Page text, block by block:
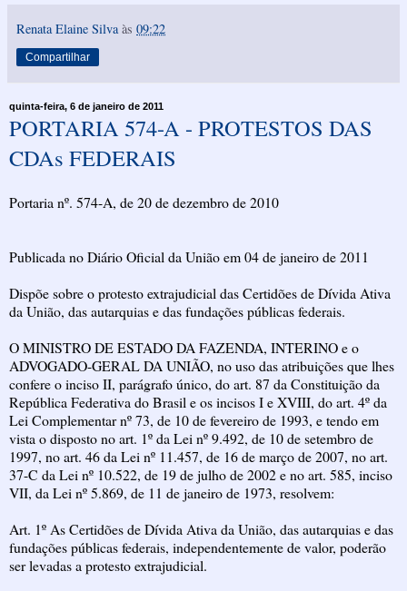
Renata Elaine Silva às 09:22
Compartilhar
quinta-feira, 6 de janeiro de 2011
PORTARIA 574-A - PROTESTOS DAS
CDAs FEDERAIS
Portaria nº. 574-A, de 20 de dezembro de 2010
Publicada no Diário Oficial da União em 04 de janeiro de 2011
Dispõe sobre o protesto extrajudicial das Certidões de Dívida Ativa
da União, das autarquias e das fundações públicas federais.
O MINISTRO DE ESTADO DA FAZENDA, INTERINO e o
ADVOGADO-GERAL DA UNIÃO, no uso das atribuições que lhes
confere o inciso II, parágrafo único, do art. 87 da Constituição da
República Federativa do Brasil e os incisos I e XVIII, do art. 4º da
Lei Complementar nº 73, de 10 de fevereiro de 1993, e tendo em
vista o disposto no art. 1º da Lei nº 9.492, de 10 de setembro de
1997, no art. 46 da Lei nº 11.457, de 16 de março de 2007, no art.
37-C da Lei nº 10.522, de 19 de julho de 2002 e no art. 585, inciso
VII, da Lei nº 5.869, de 11 de janeiro de 1973, resolvem:
Art. 1º As Certidões de Dívida Ativa da União, das autarquias e das
fundações públicas federais, independentemente de valor, poderão
ser levadas a protesto extrajudicial.